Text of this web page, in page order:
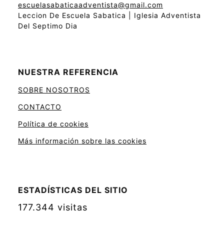
escuelasabaticaadventista@gmail.com
Leccion De Escuela Sabatica | Iglesia Adventista
Del Septimo Dia
NUESTRA REFERENCIA
SOBRE NOSOTROS
CONTACTO
Política de cookies
Más información sobre las cookies
ESTADÍSTICAS DEL SITIO
177.344 visitas